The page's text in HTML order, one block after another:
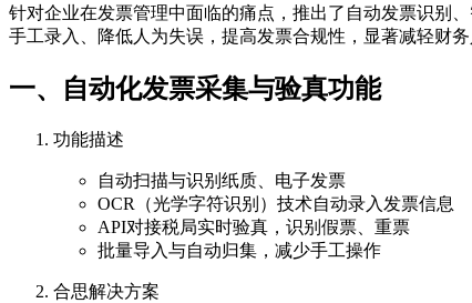
针对企业在发票管理中面临的痛点，推出了自动发票识别
手工录入、降低人为失误，提高发票合规性，显著减轻财
一、自动化发票采集与验真功能
功能描述
自动扫描与识别纸质、电子发票
OCR（光学字符识别）技术自动录入发票信息
API对接税局实时验真，识别假票、重票
批量导入与自动归集，减少手工操作
合思解决方案